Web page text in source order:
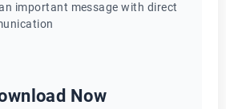
important message with direct
Now